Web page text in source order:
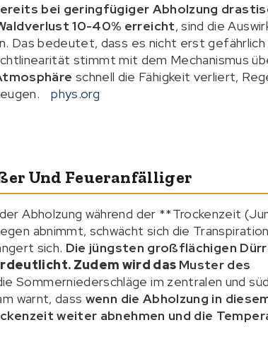
bei geringfügiger Abholzung
10-40% erreicht, sind die
Das bedeutet, dass es nicht erst gefährlich
stimmt mit dem Mechanismus
schnell die Fähigkeit verliert,
phys.org
Und Feueranfälliger
Abholzung während der **Trockenzeit
abnimmt, schwächt sich die
sich. Die jüngsten großflächigen
Zudem wird das Muster des
Sommerniederschläge im zentralen und
warnt, dass wenn die Abholzung in
weiter abnehmen und die